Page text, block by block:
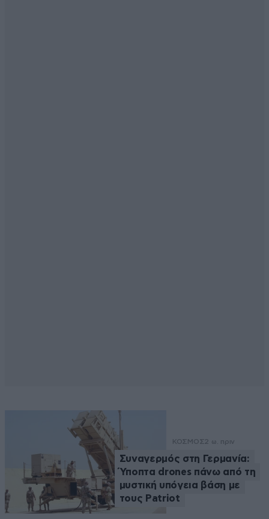
ΚΟΣΜΟΣ2 ω. πριν
Συναγερμός στη Γερμανία:
Ύποπτα drones πάνω από τη
μυστική υπόγεια βάση με
τους Patriot